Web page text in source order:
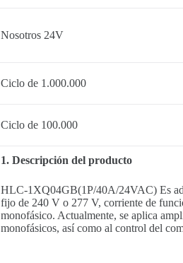
Nosotros 24V
Ciclo de 1.000.000
Ciclo de 100.000
1. Descripción del producto
HLC-1XQ04GB(1P/40A/24VAC) Es
fijo de 240 V o 277 V, corriente de
monofásico. Actualmente, se aplica
monofásicos, así como al control del